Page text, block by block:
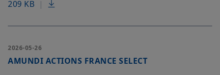
209 KB |
2026-05-26
AMUNDI ACTIONS FRANCE SELECT